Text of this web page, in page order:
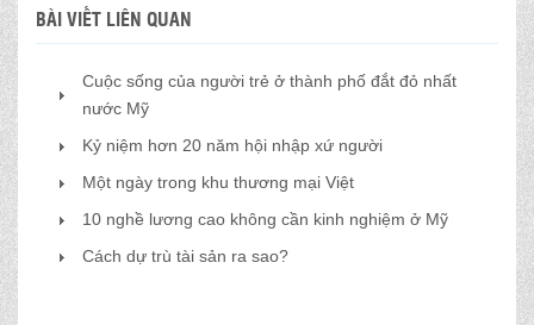
BÀI VIẾT LIÊN QUAN
Cuộc sống của người trẻ ở thành phố đắt đỏ nhất
nước Mỹ
Kỷ niệm hơn 20 năm hội nhập xứ người
Một ngày trong khu thương mại Việt
10 nghề lương cao không cần kinh nghiệm ở Mỹ
Cách dự trù tài sản ra sao?